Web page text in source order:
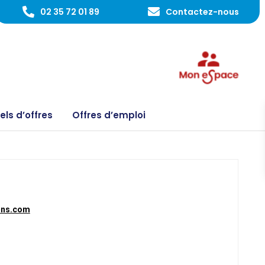
02 35 72 01 89 Contactez-nous
d’offres Offres d’emploi